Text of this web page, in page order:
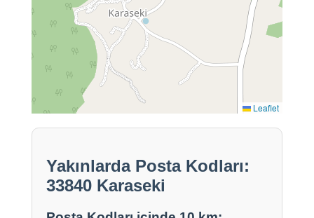
Leaflet
Yakınlarda Posta Kodları:
33840 Karaseki